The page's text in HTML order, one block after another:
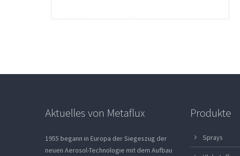
Aktuelles von Metaflux
1955 begann in Europa der Siegeszug der
neuen Aerosol-Technologie mit dem Aufbau
Produkte
Sprays